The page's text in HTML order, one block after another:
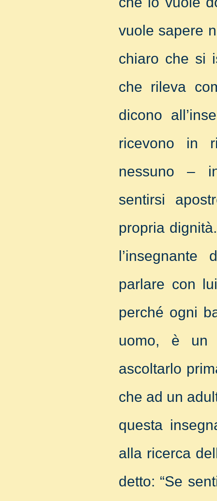
vuole sapere
chiaro che si
che rileva
dicono
ricevono in
nessuno –
sentirsi
propria
parlare con
perché ogni
uomo, è un
ascoltarlo
che ad un
questa
alla ricerca
detto: “Se